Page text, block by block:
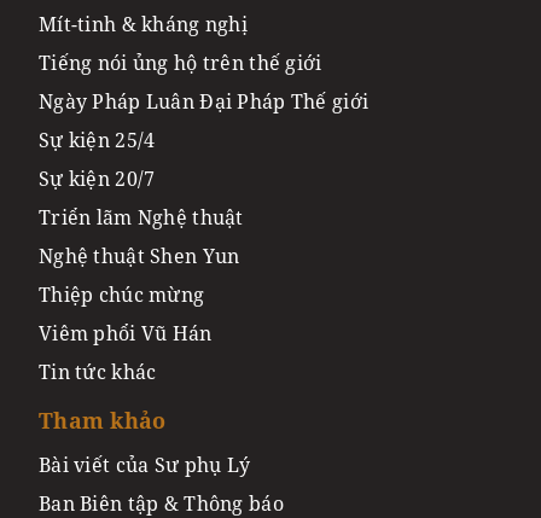
Mít-tinh & kháng nghị
Tiếng nói ủng hộ trên thế giới
Ngày Pháp Luân Đại Pháp Thế giới
Sự kiện 25/4
Sự kiện 20/7
Triển lãm Nghệ thuật
Nghệ thuật Shen Yun
Thiệp chúc mừng
Viêm phổi Vũ Hán
Tin tức khác
Tham khảo
Bài viết của Sư phụ Lý
Ban Biên tập & Thông báo